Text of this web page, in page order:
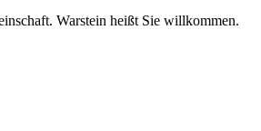
Warstein heißt Sie willkommen.